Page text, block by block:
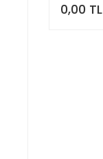
0,00 TL